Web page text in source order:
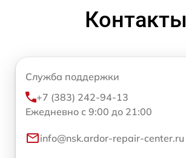
Контакты
Служба поддержки
+7 (383) 242-94-13
Ежедневно с 9:00 до 21:00
info@nsk.ardor-repair-center.ru